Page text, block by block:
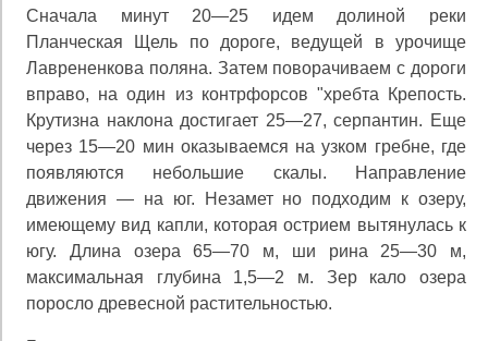
Сначала минут 20—25 идем долиной реки
Планческая Щель по дороге, ведущей в урочище
Лаврененкова поляна. Затем поворачиваем с дороги
вправо, на один из контрфорсов "хребта Крепость.
Крутизна наклона достигает 25—27, серпантин. Еще
через 15—20 мин оказываемся на узком гребне, где
появляются небольшие скалы. Направление
движения — на юг. Незамет но подходим к озеру,
имеющему вид капли, которая острием вытянулась к
югу. Длина озера 65—70 м, ши рина 25—30 м,
максимальная глубина 1,5—2 м. Зер кало озера
поросло древесной растительностью.